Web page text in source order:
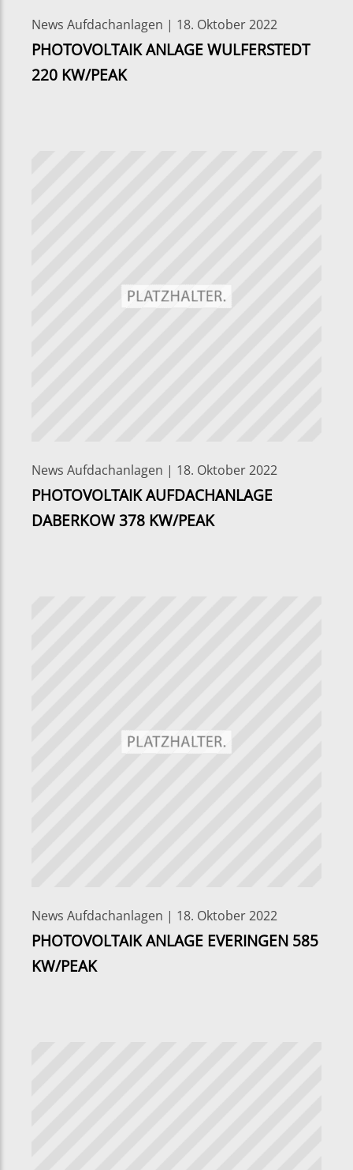
News Aufdachanlagen | 18. Oktober 2022
PHOTOVOLTAIK ANLAGE WULFERSTEDT
220 KW/PEAK
News Aufdachanlagen | 18. Oktober 2022
PHOTOVOLTAIK AUFDACHANLAGE
DABERKOW 378 KW/PEAK
News Aufdachanlagen | 18. Oktober 2022
PHOTOVOLTAIK ANLAGE EVERINGEN 585
KW/PEAK